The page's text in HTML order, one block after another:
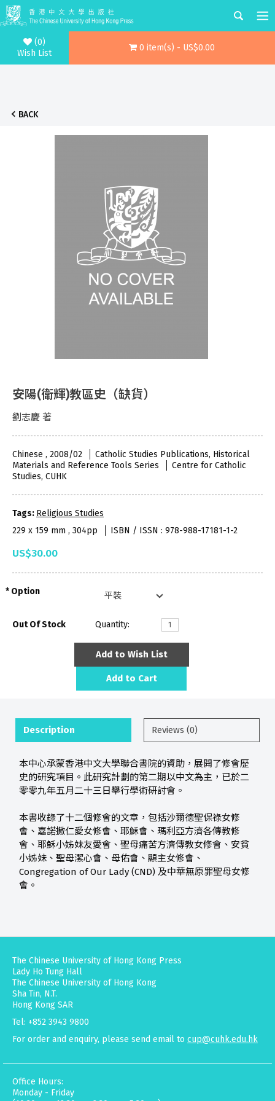
(0)
Wish List
0 item(s) - US$0.00
BACK
安陽(衛輝)教區史（缺貨）
劉志慶 著
Chinese , 2008/02
Catholic Studies Publications, Historical
Materials and Reference Tools Series
Centre for Catholic
Studies, CUHK
Tags: Religious Studies
229 x 159 mm , 304pp
ISBN / ISSN : 978-988-17181-1-2
US$30.00
Option
Out Of Stock Quantity:
Add to Wish List
Add to Cart
Description Reviews (0)
本中心承蒙香港中文大學聯合書院的資助，展開了修會歷
史的研究項目。此研究計劃的第二期以中文為主，已於二
零零九年五月二十三日舉行學術研討會。
本書收錄了十二個修會的文章，包括沙爾德聖保祿女修
會、嘉諾撒仁愛女修會、耶穌會、瑪利亞方濟各傳教修
會、耶穌小姊妹友愛會、聖母痛苦方濟傳教女修會、安貧
小姊妹、聖母潔心會、母佑會、顯主女修會、
Congregation of Our Lady (CND) 及中華無原罪聖母女修
會。
The Chinese University of Hong Kong Press
Lady Ho Tung Hall
The Chinese University of Hong Kong
Sha Tin, N.T.
Hong Kong SAR
Tel: +852 3943 9800
For order and enquiry, please send email to cup@cuhk.edu.hk
Office Hours:
Monday - Friday